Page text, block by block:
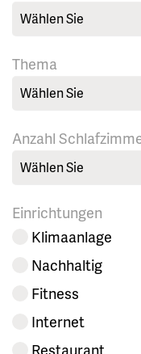
Wählen Sie
Thema
Wählen Sie
Anzahl
Wählen Sie
Einrichtungen
Klimaanlage
Nachhaltig
Fitness
Internet
Restaurant